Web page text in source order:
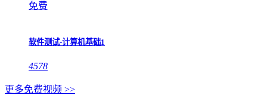
免费
软件测试-计算机基础1
4578
更多免费视频 >>